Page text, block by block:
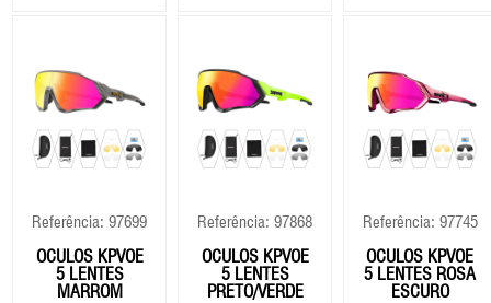
265,71
Referência: 97699
ÓCULOS KPVOE
5 LENTES
MARROM
Referência: 97868
ÓCULOS KPVOE
5 LENTES
PRETO/VERDE
Referência: 97745
ÓCULOS KPVOE
5 LENTES ROSA
ESCURO